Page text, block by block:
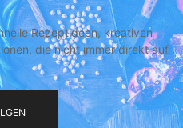
Rezeptideen, kreativen
die nicht immer direkt auf